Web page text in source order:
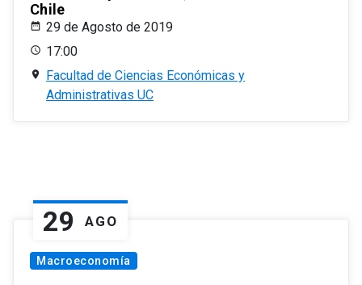
Chile
29 de Agosto de 2019
17:00
Facultad de Ciencias Económicas y
Administrativas UC
29 AGO
Macroeconomía